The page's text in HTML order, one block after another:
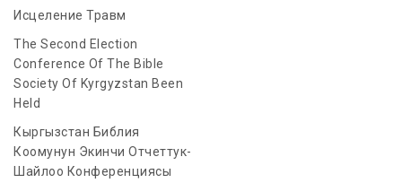
Исцеление Травм
The Second Election
Conference Of The Bible
Society Of Kyrgyzstan Been
Held
Кыргызстан Библия
Коомунун Экинчи Отчеттук-
Шайлоо Конференциясы